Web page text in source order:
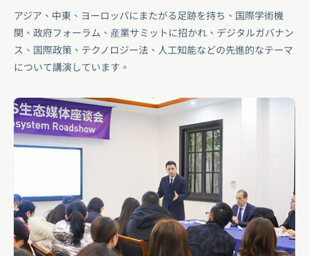
アジア、中東、ヨーロッパにまたがる足跡を持ち、国際学術機
関、政府フォーラム、産業サミットに招かれ、デジタルガバナン
ス、国際政策、テクノロジー法、人工知能などの先進的なテーマ
について講演しています。